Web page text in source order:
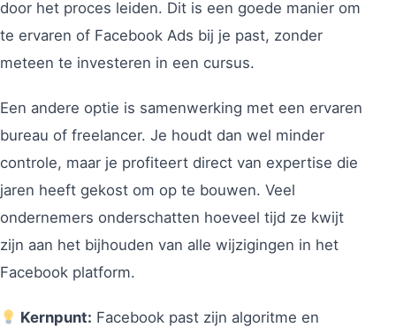
door het proces leiden. Dit is een goede manier om
te ervaren of Facebook Ads bij je past, zonder
meteen te investeren in een cursus.
Een andere optie is samenwerking met een ervaren
bureau of freelancer. Je houdt dan wel minder
controle, maar je profiteert direct van expertise die
jaren heeft gekost om op te bouwen. Veel
ondernemers onderschatten hoeveel tijd ze kwijt
zijn aan het bijhouden van alle wijzigingen in het
Facebook platform.
Kernpunt: Facebook past zijn algoritme en